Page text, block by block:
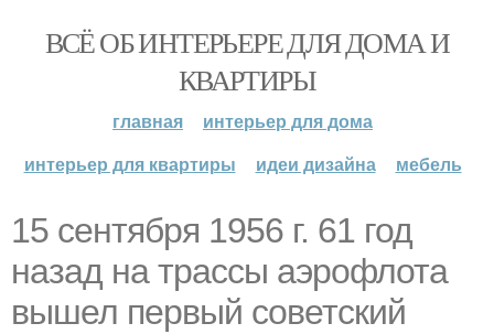
ВСЁ ОБ ИНТЕРЬЕРЕ ДЛЯ ДОМА И
КВАРТИРЫ
главная
интерьер для дома
интерьер для квартиры
идеи дизайна мебель
15 сентября 1956 г. 61 год
назад на трассы аэрофлота
вышел первый советский